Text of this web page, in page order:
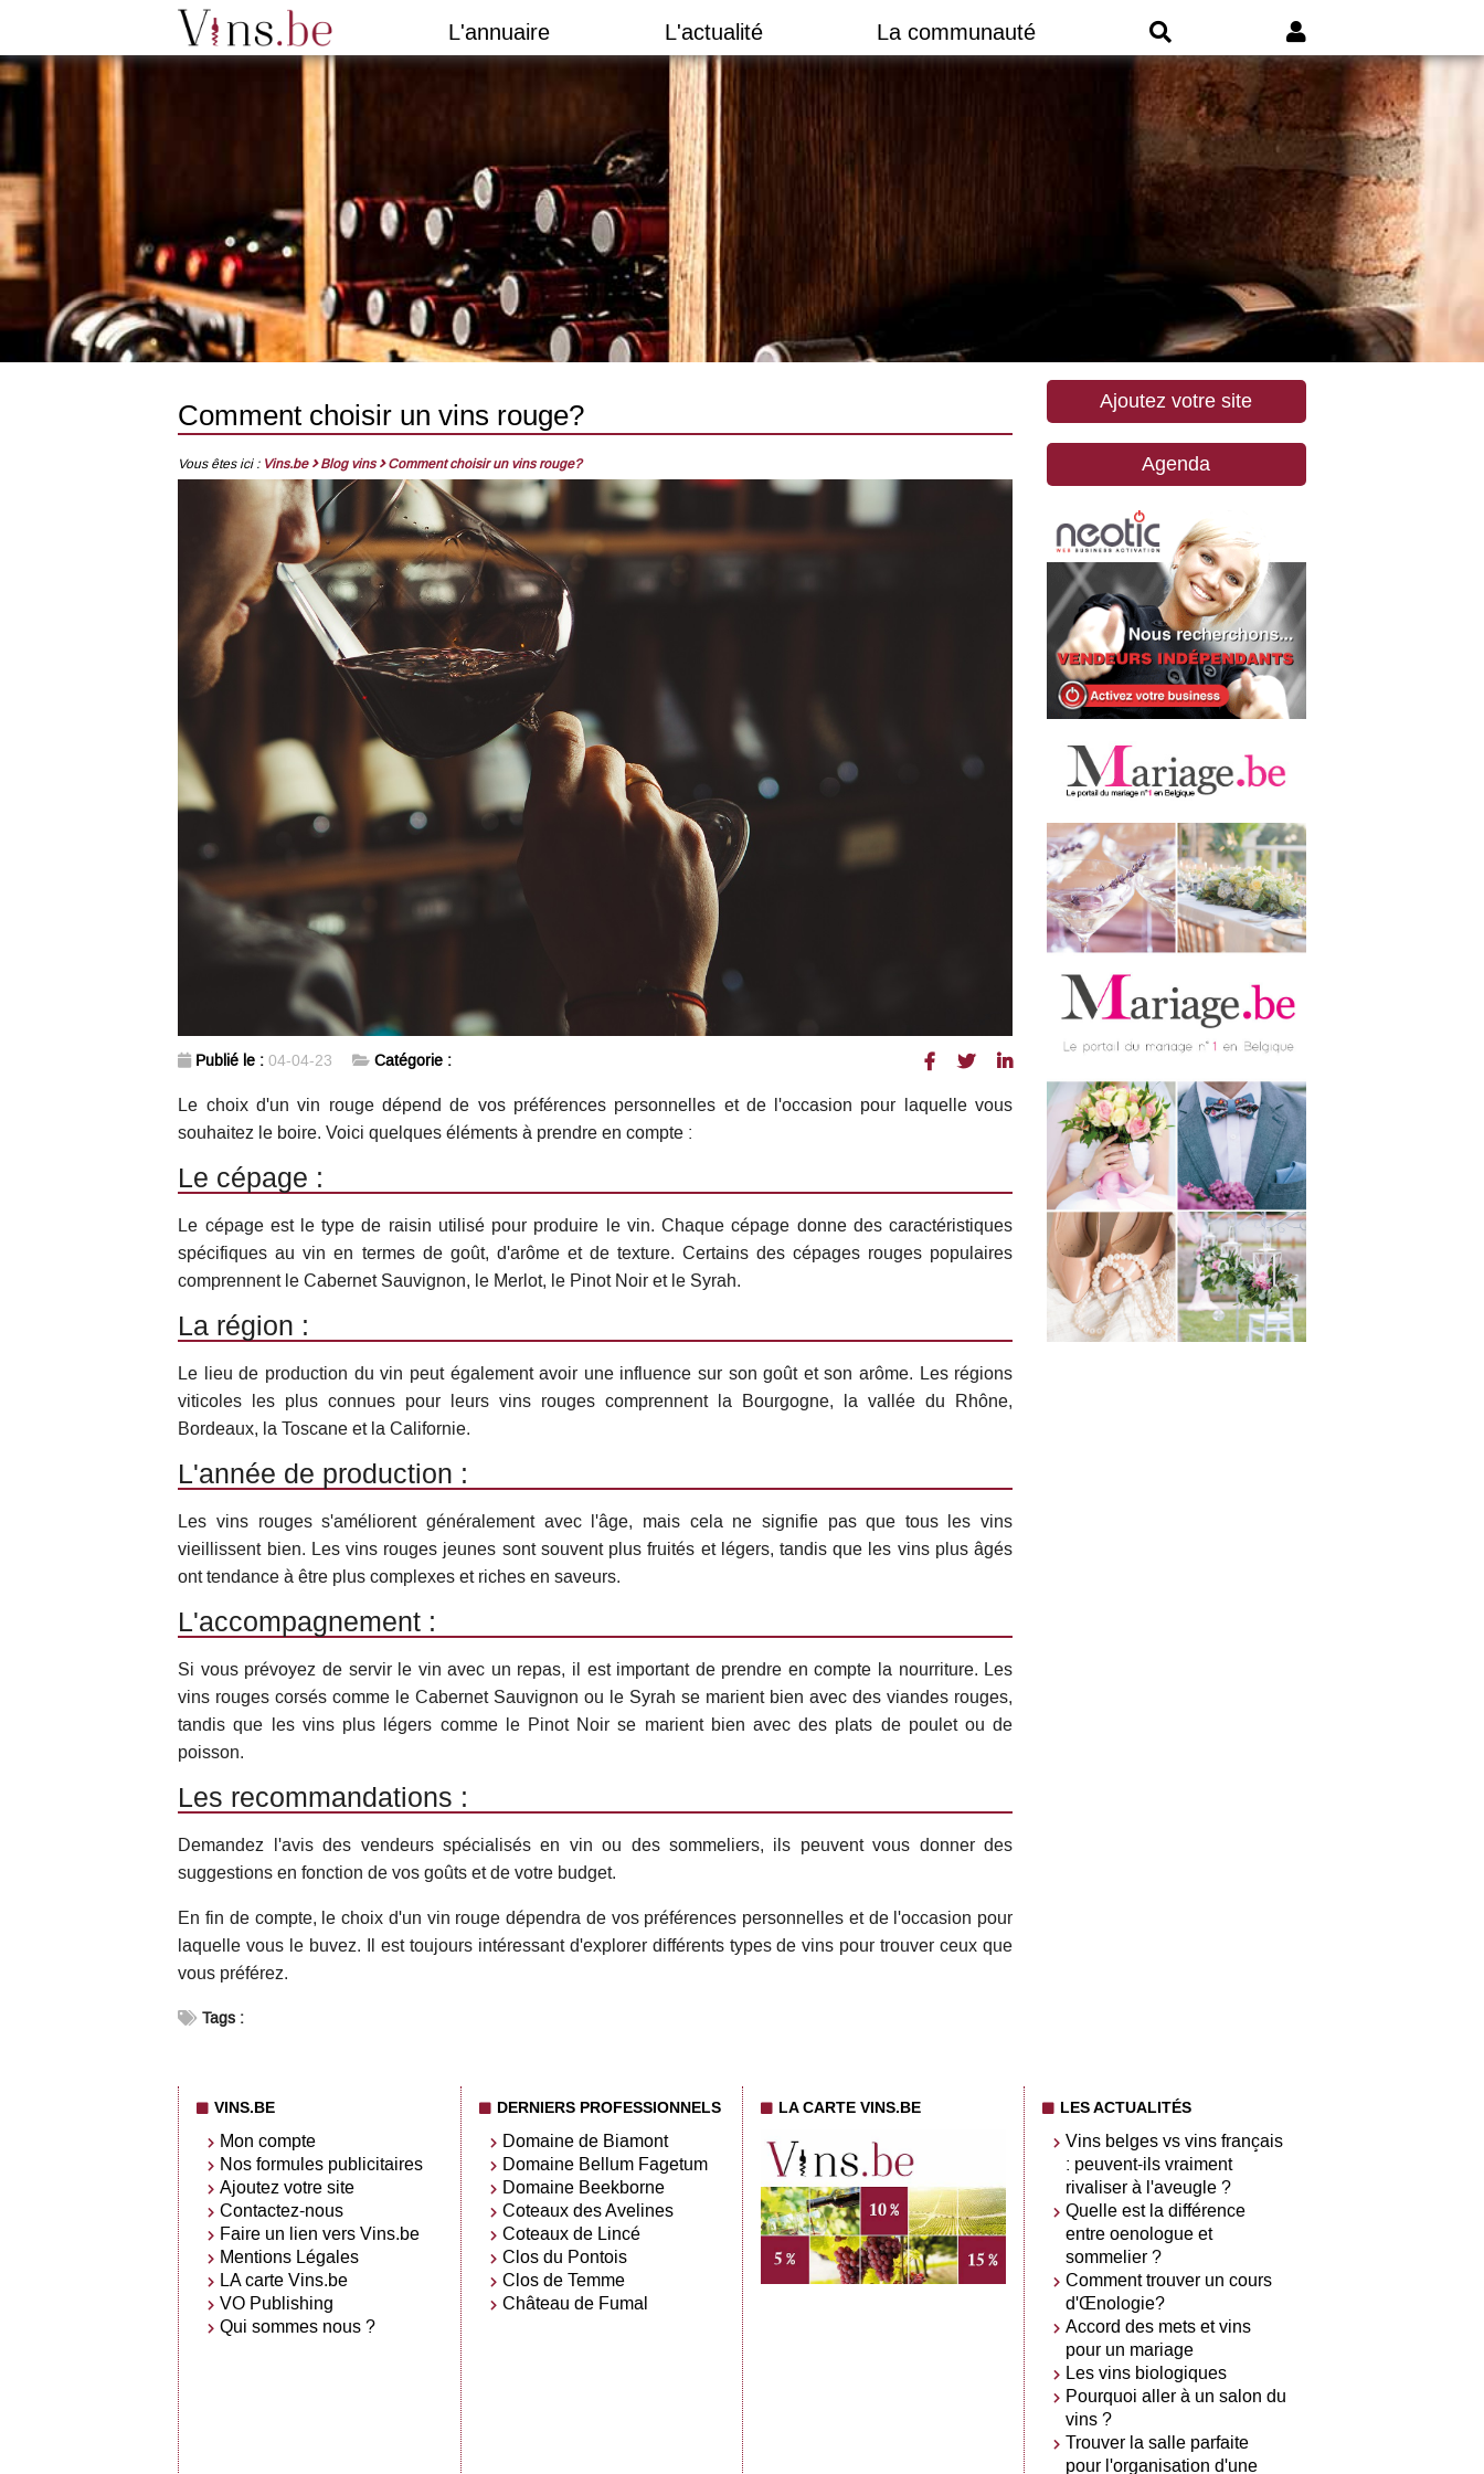
L'annuaire L'actualité La communauté
Comment choisir un vins rouge?
Vous êtes ici : Vins.be Blog vins Comment choisir un vins rouge?
Publié le : 04-04-23 Catégorie :
Le choix d'un vin rouge dépend de vos préférences personnelles et de l'occasion pour laquelle vous
souhaitez le boire. Voici quelques éléments à prendre en compte :
Le cépage :
Le cépage est le type de raisin utilisé pour produire le vin. Chaque cépage donne des caractéristiques
spécifiques au vin en termes de goût, d'arôme et de texture. Certains des cépages rouges populaires
comprennent le Cabernet Sauvignon, le Merlot, le Pinot Noir et le Syrah.
La région :
Le lieu de production du vin peut également avoir une influence sur son goût et son arôme. Les régions
viticoles les plus connues pour leurs vins rouges comprennent la Bourgogne, la vallée du Rhône,
Bordeaux, la Toscane et la Californie.
L'année de production :
Les vins rouges s'améliorent généralement avec l'âge, mais cela ne signifie pas que tous les vins
vieillissent bien. Les vins rouges jeunes sont souvent plus fruités et légers, tandis que les vins plus âgés
ont tendance à être plus complexes et riches en saveurs.
L'accompagnement :
Si vous prévoyez de servir le vin avec un repas, il est important de prendre en compte la nourriture. Les
vins rouges corsés comme le Cabernet Sauvignon ou le Syrah se marient bien avec des viandes rouges,
tandis que les vins plus légers comme le Pinot Noir se marient bien avec des plats de poulet ou de
poisson.
Les recommandations :
Demandez l'avis des vendeurs spécialisés en vin ou des sommeliers, ils peuvent vous donner des
suggestions en fonction de vos goûts et de votre budget.
En fin de compte, le choix d'un vin rouge dépendra de vos préférences personnelles et de l'occasion pour
laquelle vous le buvez. Il est toujours intéressant d'explorer différents types de vins pour trouver ceux que
vous préférez.
Tags :
Ajoutez votre site
Agenda
VINS.BE
Mon compte
Nos formules publicitaires
Ajoutez votre site
Contactez-nous
Faire un lien vers Vins.be
Mentions Légales
LA carte Vins.be
VO Publishing
Qui sommes nous ?
DERNIERS PROFESSIONNELS
Domaine de Biamont
Domaine Bellum Fagetum
Domaine Beekborne
Coteaux des Avelines
Coteaux de Lincé
Clos du Pontois
Clos de Temme
Château de Fumal
LA CARTE VINS.BE LES ACTUALITÉS
Vins belges vs vins français
: peuvent-ils vraiment
rivaliser à l'aveugle ?
Quelle est la différence
entre oenologue et
sommelier ?
Comment trouver un cours
d'Œnologie?
Accord des mets et vins
pour un mariage
Les vins biologiques
Pourquoi aller à un salon du
vins ?
Trouver la salle parfaite
pour l'organisation d'une